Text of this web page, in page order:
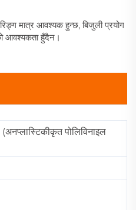
मात्र आवश्यक हुन्छ, बिजुली प्रयोग
आवश्यकता हुँदैन।
(अनप्लास्टिकीकृत पोलिविनाइल